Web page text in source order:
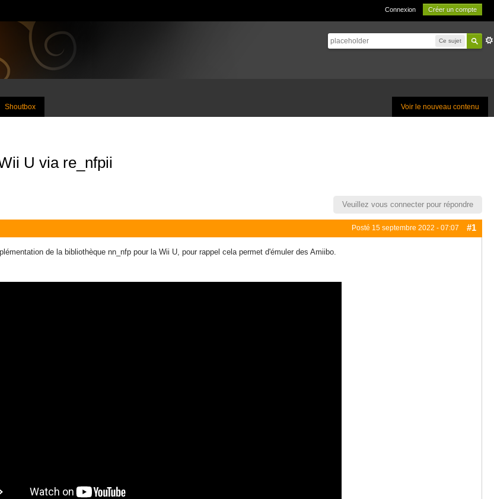
Connexion Créer un compte
Ce sujet
Voir le nouveau contenu
Shoutbox
U via re_nfpii
Veuillez vous connecter pour répondre
Posté 15 septembre 2022 - 07:07 #1
de la bibliothèque nn_nfp pour la Wii U, pour rappel cela permet d'émuler des Amiibo.